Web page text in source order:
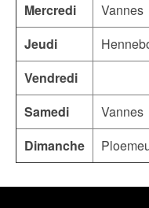
Mercredi
Vannes
Jeudi
Vendredi
Samedi
Vannes
Dimanche